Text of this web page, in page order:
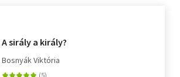
A sirály a király?
Bosnyák Viktória